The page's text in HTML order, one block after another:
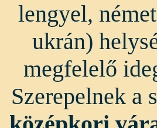
lengyel,
ukrán)
megfelelő
Szerepelnek a